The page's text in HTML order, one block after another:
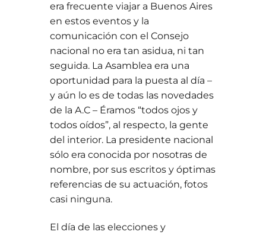
era frecuente viajar a Buenos Aires
en estos eventos y la
comunicación con el Consejo
nacional no era tan asidua, ni tan
seguida. La Asamblea era una
oportunidad para la puesta al día –
y aún lo es de todas las novedades
de la A.C – Éramos “todos ojos y
todos oídos”, al respecto, la gente
del interior. La presidente nacional
sólo era conocida por nosotras de
nombre, por sus escritos y óptimas
referencias de su actuación, fotos
casi ninguna.
El día de las elecciones y